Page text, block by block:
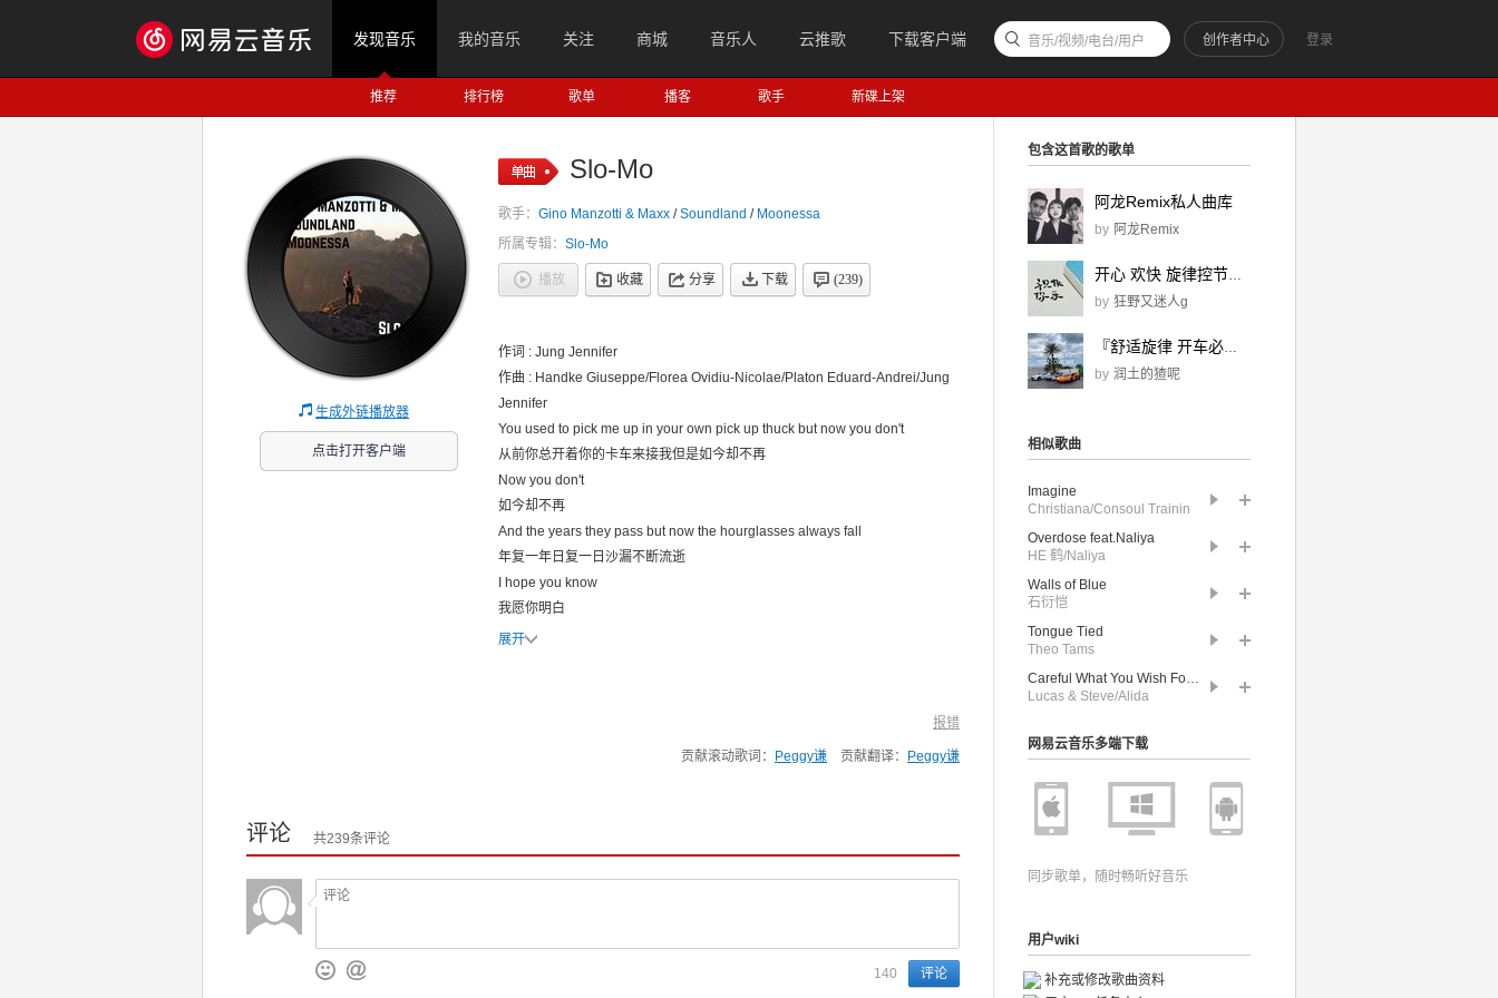
发现音乐 我的音乐 关注 商城 音乐人 云推歌 下载客户端 登录
创作者中心
音乐/视频/电台/用户
推荐 排行榜 歌单 播客 歌手 新碟上架